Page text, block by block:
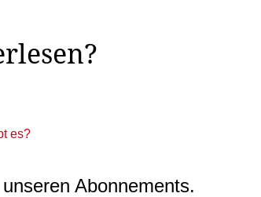
es?
Abonnements.